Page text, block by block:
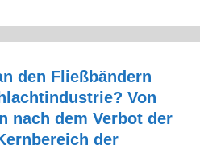
den Fließbändern
Von
nach dem Verbot der
der